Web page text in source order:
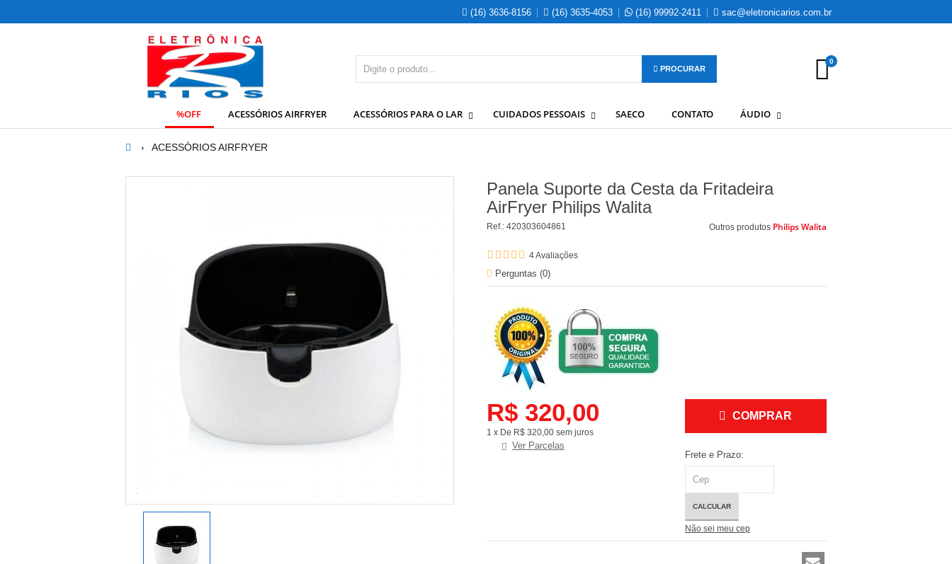
(16) 3636-8156 (16) 3635-4053 (16) 99992-2411 sac@eletronicarios.com.br
PROCURAR
0
%OFF ACESSÓRIOS AIRFRYER ACESSÓRIOS PARA O LAR CUIDADOS PESSOAIS SAECO CONTATO ÁUDIO
ACESSÓRIOS AIRFRYER
Panela Suporte da Cesta da Fritadeira
AirFryer Philips Walita
Ref.: 420303604861 Outros produtos Philips Walita
4Avaliações
Perguntas (0)
R$ 320,00
1 x De R$ 320,00 sem juros
Ver Parcelas
COMPRAR
Frete e Prazo:
CALCULAR
Não sei meu cep